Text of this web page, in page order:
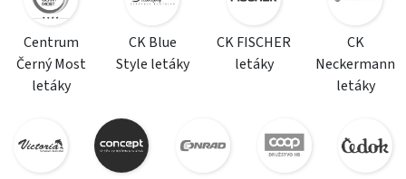
Centrum
Černý Most
letáky
CK Blue
Style letáky
CK FISCHER
letáky
CK
Neckermann
letáky